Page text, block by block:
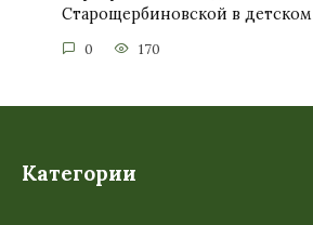
Старощербиновской в детском
0 170
Категории